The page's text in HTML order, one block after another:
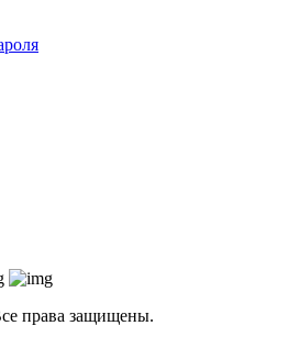
права защищены.